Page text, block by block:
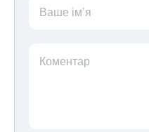
Ваше ім’я
Коментар